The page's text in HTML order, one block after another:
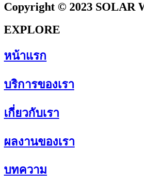
Copyright © 2023 SOLAR
EXPLORE
หน้าแรก
บริการของเรา
เกี่ยวกับเรา
ผลงานของเรา
บทความ